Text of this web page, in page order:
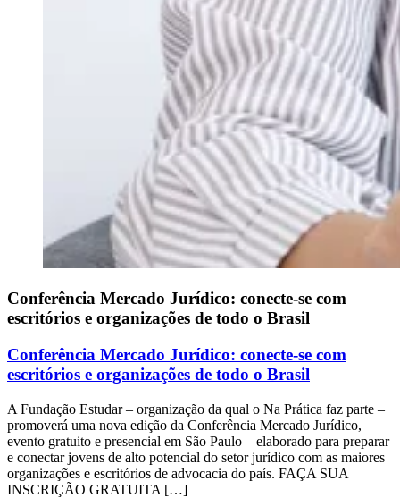
Conferência Mercado Jurídico: conecte-se com
escritórios e organizações de todo o Brasil
Conferência Mercado Jurídico: conecte-se com
escritórios e organizações de todo o Brasil
A Fundação Estudar – organização da qual o Na Prática faz parte –
promoverá uma nova edição da Conferência Mercado Jurídico,
evento gratuito e presencial em São Paulo – elaborado para preparar
e conectar jovens de alto potencial do setor jurídico com as maiores
organizações e escritórios de advocacia do país. FAÇA SUA
INSCRIÇÃO GRATUITA […]